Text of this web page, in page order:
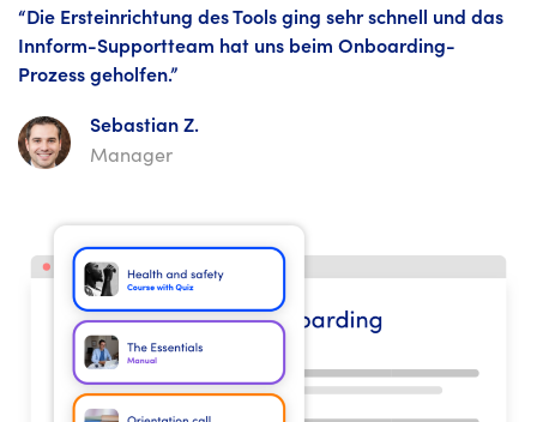
“Die Ersteinrichtung des Tools ging sehr schnell und das
Innform-Supportteam hat uns beim Onboarding-
Prozess geholfen.”
Sebastian Z.
Manager